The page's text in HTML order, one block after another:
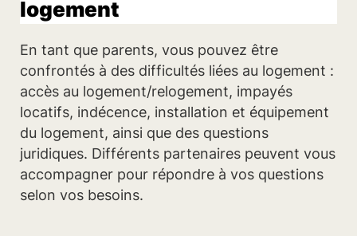
logement
En tant que parents, vous pouvez être
confrontés à des difficultés liées au logement :
accès au logement/relogement, impayés
locatifs, indécence, installation et équipement
du logement, ainsi que des questions
juridiques. Différents partenaires peuvent vous
accompagner pour répondre à vos questions
selon vos besoins.